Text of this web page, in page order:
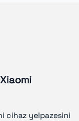
cihaz yelpazesini